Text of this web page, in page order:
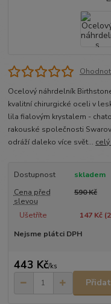
Ocelový náhrdelník
kvalitní chirurgické oceli v
lila fialovým krystalem -
rakouské společnosti
odráží daleko více svět...
Dostupnost
skladem
Cena před
slevou
590 Kč
Ušetříte 147 Kč (
Nejsme plátci DPH
443 Kč/ks